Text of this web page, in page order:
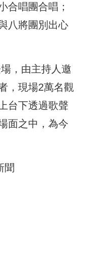
合唱團合唱；
八將團別出心
，由主持人邀
，現場2萬名觀
台下透過歌聲
面之中，為今
聞